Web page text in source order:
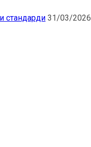
стандарди 31/03/2026